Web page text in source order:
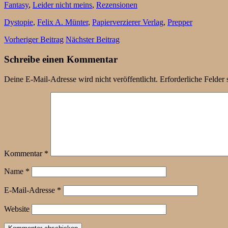
Fantasy, Leider nicht meins, Rezensionen
Dystopie, Felix A. Münter, Papierverzierer Verlag, Prepper
Vorheriger Beitrag Nächster Beitrag
Schreibe einen Kommentar
Deine E-Mail-Adresse wird nicht veröffentlicht. Erforderliche Felder
Kommentar *
Name *
E-Mail-Adresse *
Website